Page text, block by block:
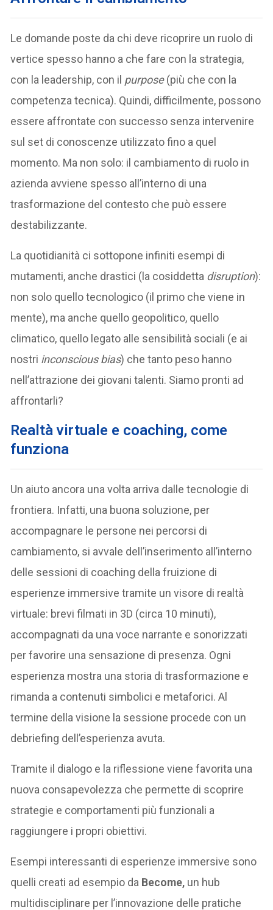
Le domande poste da chi deve ricoprire un ruolo di
vertice spesso hanno a che fare con la strategia,
con la leadership, con il purpose(più che con la
competenza tecnica). Quindi, difficilmente, possono
essere affrontate con successo senza intervenire
sul set di conoscenze utilizzato fino a quel
momento. Ma non solo: il cambiamento di ruolo in
azienda avviene spesso all’interno di una
trasformazione del contesto che può essere
destabilizzante.
La quotidianità ci sottopone infiniti esempi di
mutamenti, anche drastici (la cosiddetta disruption):
non solo quello tecnologico (il primo che viene in
mente), ma anche quello geopolitico, quello
climatico, quello legato alle sensibilità sociali (e ai
nostri inconscious bias) che tanto peso hanno
nell’attrazione dei giovani talenti. Siamo pronti ad
affrontarli?
Realtà virtuale e coaching, come
funziona
Un aiuto ancora una volta arriva dalle tecnologie di
frontiera. Infatti, una buona soluzione, per
accompagnare le persone nei percorsi di
cambiamento, si avvale dell’inserimento all’interno
delle sessioni di coaching della fruizione di
esperienze immersive tramite un visore di realtà
virtuale: brevi filmati in 3D (circa 10 minuti),
accompagnati da una voce narrante e sonorizzati
per favorire una sensazione di presenza. Ogni
esperienza mostra una storia di trasformazione e
rimanda a contenuti simbolici e metaforici. Al
termine della visione la sessione procede con un
debriefing dell’esperienza avuta.
Tramite il dialogo e la riflessione viene favorita una
nuova consapevolezza che permette di scoprire
strategie e comportamenti più funzionali a
raggiungere i propri obiettivi.
Esempi interessanti di esperienze immersive sono
quelli creati ad esempio da Become, un hub
multidisciplinare per l’innovazione delle pratiche